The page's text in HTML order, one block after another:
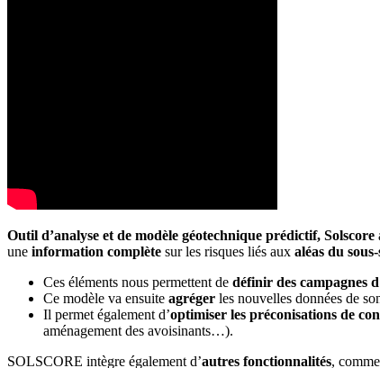
Outil d’analyse et de modèle géotechnique prédictif, Solscore
une information complète sur les risques liés aux aléas du
Ces éléments nous permettent de définir des campagnes
Ce modèle va ensuite agréger les nouvelles données de
Il permet également d’optimiser les préconisations de
aménagement des avoisinants…).
SOLSCORE intègre également d’autres fonctionnalités,